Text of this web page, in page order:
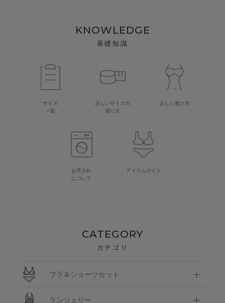
KNOWLEDGE
基礎知識
サイズ
一覧
正しいサイズの
測り方
正しい着け方
お手入れ
について
アイテムガイド
CATEGORY
カテゴリ
ブラ＆ショーツセット
ランジェリー